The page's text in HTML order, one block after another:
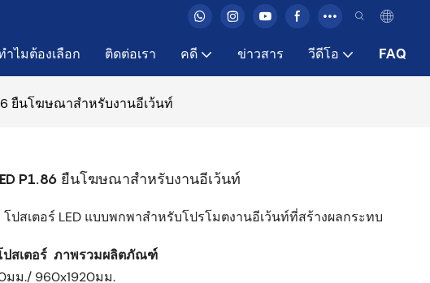
ำไมต้องเลือก ติดต่อเรา คดี ข่าวสาร วีดีโอ FAQ
ยืนโฆษณาสำหรับงานอีเว้นท์
P1.86 ยืนโฆษณาสำหรับงานอีเว้นท์
ปสเตอร์ LED แบบพกพาสำหรับโปรโมตงานอีเว้นท์ที่สร้างผลกระทบ
สเตอร์ ภาพรวมผลิตภัณฑ์
มม./ 960x1920มม.